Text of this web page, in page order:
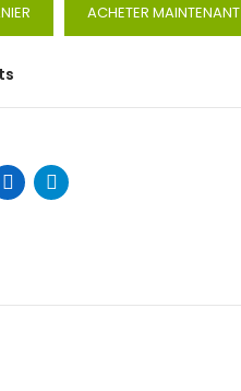
ACHETER MAINTENANT